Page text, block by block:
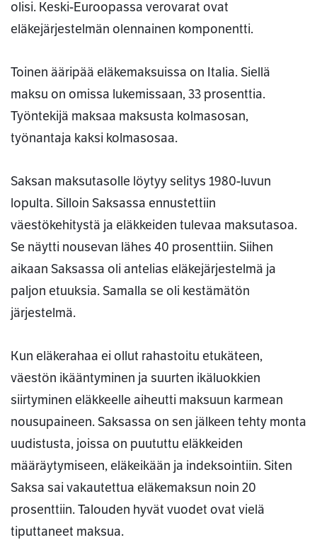
olisi. Keski-Euroopassa verovarat ovat
eläkejärjestelmän olennainen komponentti.
Toinen ääripää eläkemaksuissa on Italia. Siellä
maksu on omissa lukemissaan, 33 prosenttia.
Työntekijä maksaa maksusta kolmasosan,
työnantaja kaksi kolmasosaa.
Saksan maksutasolle löytyy selitys 1980-luvun
lopulta. Silloin Saksassa ennustettiin
väestökehitystä ja eläkkeiden tulevaa maksutasoa.
Se näytti nousevan lähes 40 prosenttiin. Siihen
aikaan Saksassa oli antelias eläkejärjestelmä ja
paljon etuuksia. Samalla se oli kestämätön
järjestelmä.
Kun eläkerahaa ei ollut rahastoitu etukäteen,
väestön ikääntyminen ja suurten ikäluokkien
siirtyminen eläkkeelle aiheutti maksuun karmean
nousupaineen. Saksassa on sen jälkeen tehty monta
uudistusta, joissa on puututtu eläkkeiden
määräytymiseen, eläkeikään ja indeksointiin. Siten
Saksa sai vakautettua eläkemaksun noin 20
prosenttiin. Talouden hyvät vuodet ovat vielä
tiputtaneet maksua.